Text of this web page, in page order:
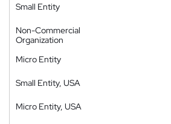
Small Entity
Non-Commercial
Organization
Micro Entity
Small Entity, USA
Micro Entity, USA